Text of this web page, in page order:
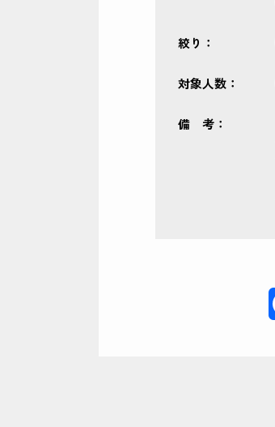
絞り：
対象人数：
備 考：